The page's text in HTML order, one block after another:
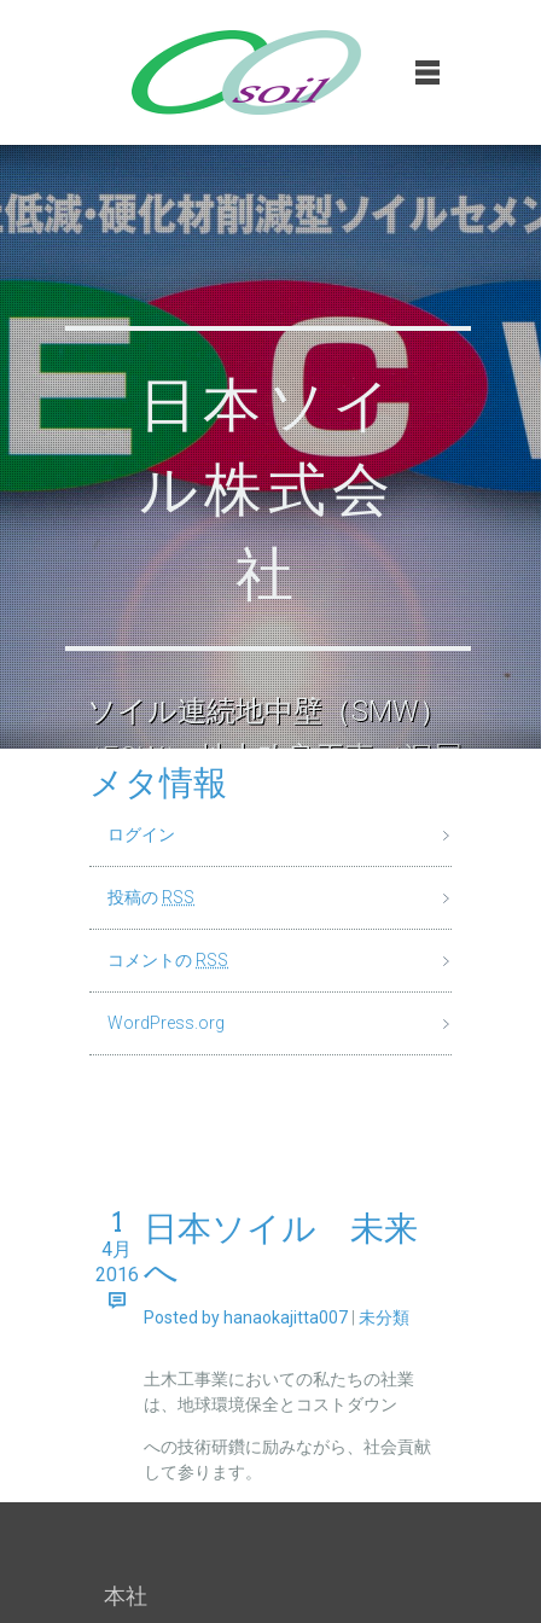
日本ソイ
ル株式会
社
ソイル連続地中壁（SMW）
（ECW） 地中改良工事（深層
混合処理工法） ロックソイル
メタ情報
ログイン
投稿の RSS
コメントの RSS
WordPress.org
1
4月
2016
日本ソイル 未来
へ
Posted by hanaokajitta007 未分類
土木工事業においての私たちの社業
は、地球環境保全とコストダウン
への技術研鑽に励みながら、社会貢献
して参ります。
本社